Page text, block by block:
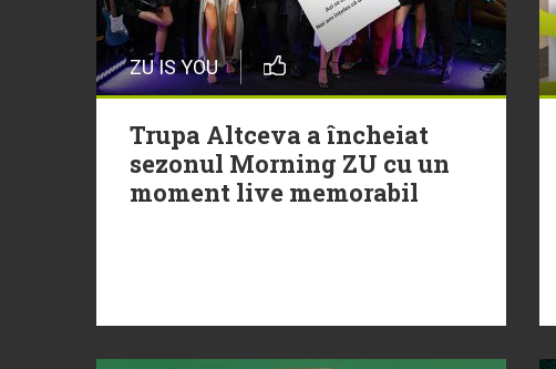
ZU IS YOU
Trupa Altceva a încheiat
sezonul Morning ZU cu un
moment live memorabil